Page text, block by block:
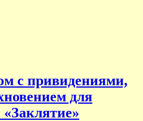
с привидениями,
для